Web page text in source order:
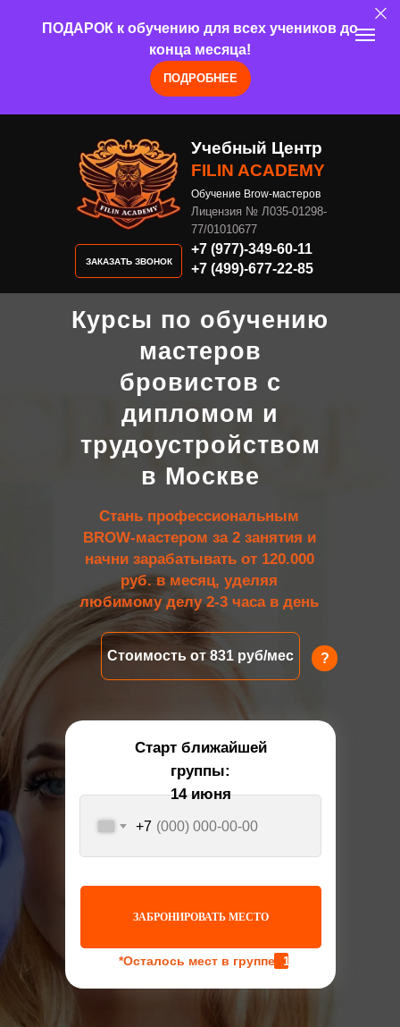
ПОДАРОК к обучению для всех учеников до
конца месяца!
ПОДРОБНЕЕ
+7 (977)-349-60-11
+7 (499)-677-22-85
ЗАКАЗАТЬ ЗВОНОК
Учебный Центр
FILIN ACADEMY
Обучение Brow-мастеров
Лицензия № Л035-01298-
77/01010677
Курсы по обучению
мастеров
бровистов с
дипломом и
трудоустройством
в Москве
Стань профессиональным
BROW-мастером за 2 занятия и
начни зарабатывать от 120.000
руб. в месяц, уделяя
любимому делу 2-3 часа в день
+7
ЗАБРОНИРОВАТЬ МЕСТО
Старт ближайшей
группы:
14 июня
*Осталось мест в группе: 1
Стоимость от 831 руб/мес ?